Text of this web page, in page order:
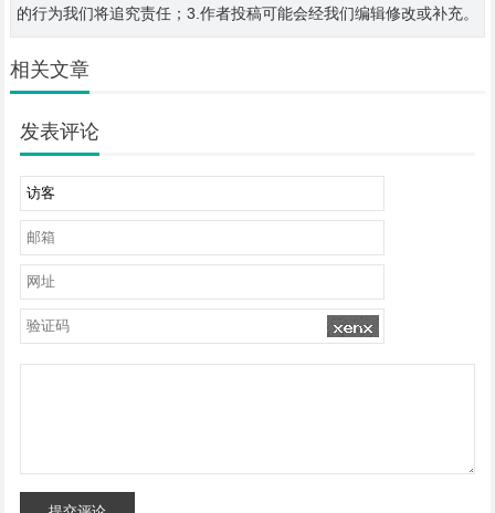
的行为我们将追究责任；3.作者投稿可能会经我们编辑修改或补充。
相关文章
发表评论